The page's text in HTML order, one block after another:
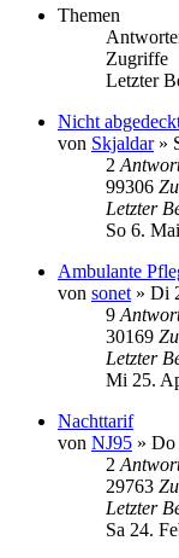
Themen
Zugriffe
Letzter
Nicht
von Skjaldar»
2
99306
Letzter
So 6.
Ambulante
von sonet » Di
9
30169
Letzter
Mi 25.
Nachttarif
von NJ95 » Do
2
29763
Letzter
Sa 24.